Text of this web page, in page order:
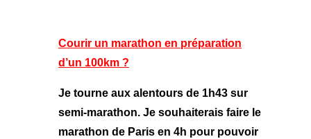
Courir un marathon en préparation
d’un 100km ?
Je tourne aux alentours de 1h43 sur
semi-marathon. Je souhaiterais faire le
marathon de Paris en 4h pour pouvoir